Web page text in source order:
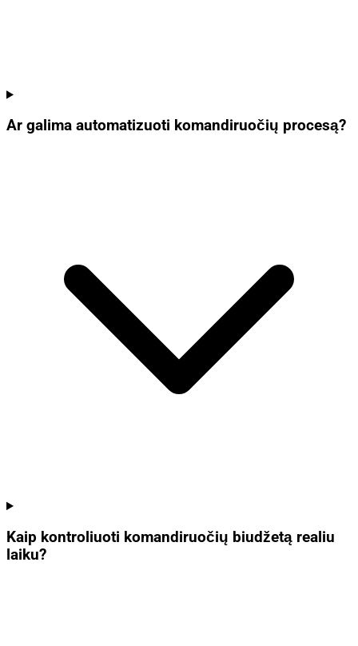
Ar galima automatizuoti komandiruočių procesą?
Kaip kontroliuoti komandiruočių biudžetą realiu
laiku?